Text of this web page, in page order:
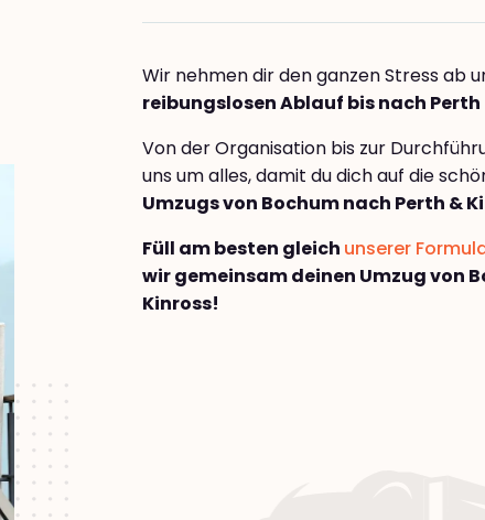
Wir nehmen dir den ganzen Stress ab
reibungslosen Ablauf bis nach Perth
Von der Organisation bis zur
uns um alles, damit du dich auf die
Umzugs von Bochum nach Perth &
Füll am besten gleich unserer
wir gemeinsam deinen Umzug von
Kinross!